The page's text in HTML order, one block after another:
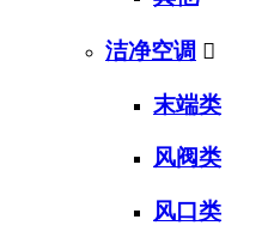
洁净空调 
末端类
风阀类
风口类